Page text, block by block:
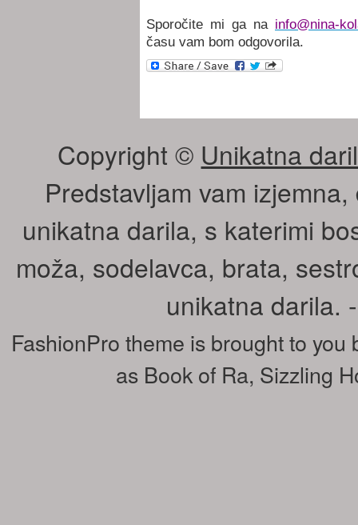
Sporočite mi ga na info@nina-
času vam bom odgovorila.
Copyright © Unikatna
Predstavljam vam
unikatna darila, s katerimi
moža, sodelavca, brata,
unikatna darila.
FashionPro theme is brought to
as Book of Ra, Sizzling